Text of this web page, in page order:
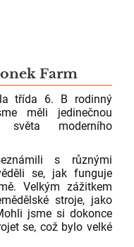
Farm
třída 6. B rodinný
měli jedinečnou
moderního
s různými
se, jak funguje
Velkým zážitkem
stroje, jako
jsme si dokonce
se, což bylo velké